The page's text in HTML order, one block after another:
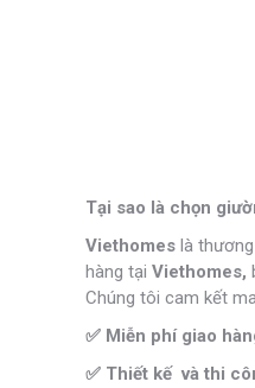
Tại sao là chọn
Viethomes là
hàng tại Viethomes,
Chúng tôi cam kết
✅ Miễn phí giao
✅ Thiết kế và thi